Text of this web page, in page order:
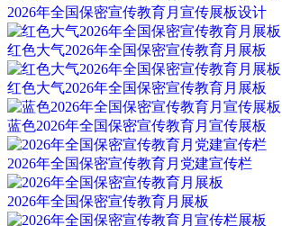
2026年全国保密宣传教育月宣传展板设计
红色大气2026年全国保密宣传教育月展板
红色大气2026年全国保密宣传教育月展板
蓝色2026年全国保密宣传教育月宣传展板
2026年全国保密宣传教育月党建宣传栏
2026年全国保密宣传教育月展板